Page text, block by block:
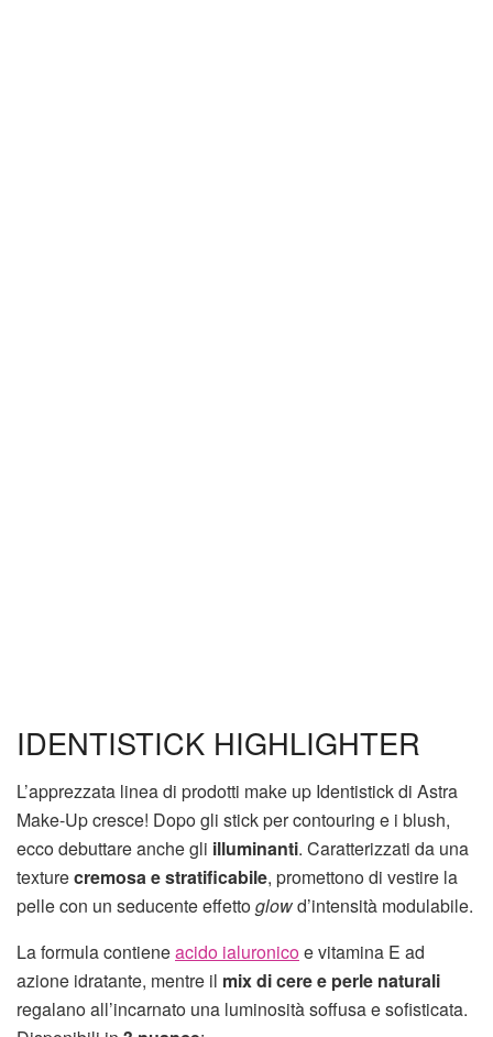
IDENTISTICK HIGHLIGHTER
L’apprezzata linea di prodotti make up Identistick di Astra
Make-Up cresce! Dopo gli stick per contouring e i blush,
ecco debuttare anche gli illuminanti. Caratterizzati da una
texturecremosa e stratificabile, promettono di vestire la
pelle con un seducente effettoglowd’intensità modulabile.
La formula contieneacido ialuronicoe vitamina E ad
azione idratante, mentre il mix di cere e perle naturali
regalano all’incarnato una luminosità soffusa e sofisticata.